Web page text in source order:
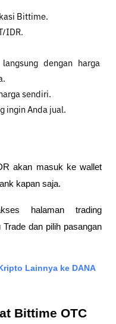
Bittime.
IDR.
dengan harga
sendiri.
ingin Anda jual.
akan masuk ke wallet
kapan saja.
halaman trading
dan pilih pasangan
Lainnya ke DANA
Bittime OTC